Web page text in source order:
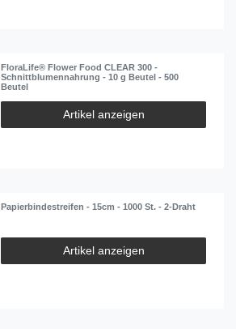
FloraLife® Flower Food CLEAR 300 -
Schnittblumennahrung - 10 g Beutel - 500
Beutel
Artikel anzeigen
Papierbindestreifen - 15cm - 1000 St. - 2-Draht
Artikel anzeigen